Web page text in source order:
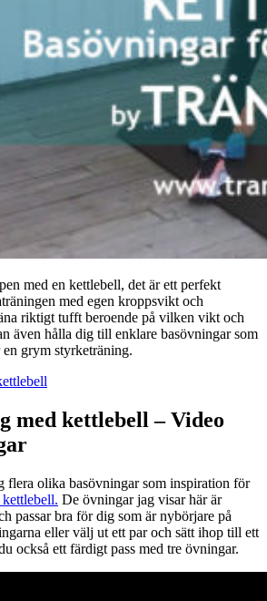
med en kettlebell, det är ett perfekt
med egen kroppsvikt och
riktigt tufft beroende på vilken vikt och
även hålla dig till enklare basövningar som
grym styrketräning.
med kettlebell – Video
flera olika basövningar som inspiration för
kettlebell. De övningar jag visar här är
passar bra för dig som är nybörjare på
eller välj ut ett par och sätt ihop till ett
också ett färdigt pass med tre övningar.